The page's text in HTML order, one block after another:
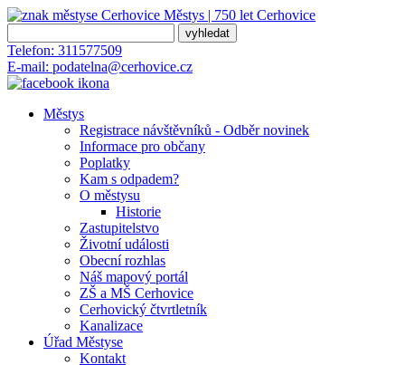
Městys | 750 let Cerhovice
Telefon: 311577509
E-mail: podatelna@cerhovice.cz
Městys
Registrace návštěvníků - Odběr novinek
Informace pro občany
Poplatky
Kam s odpadem?
O městysu
Historie
Zastupitelstvo
Životní události
Obecní rozhlas
Náš mapový portál
ZŠ a MŠ Cerhovice
Cerhovický čtvrtletník
Kanalizace
Úřad Městyse
Kontakt